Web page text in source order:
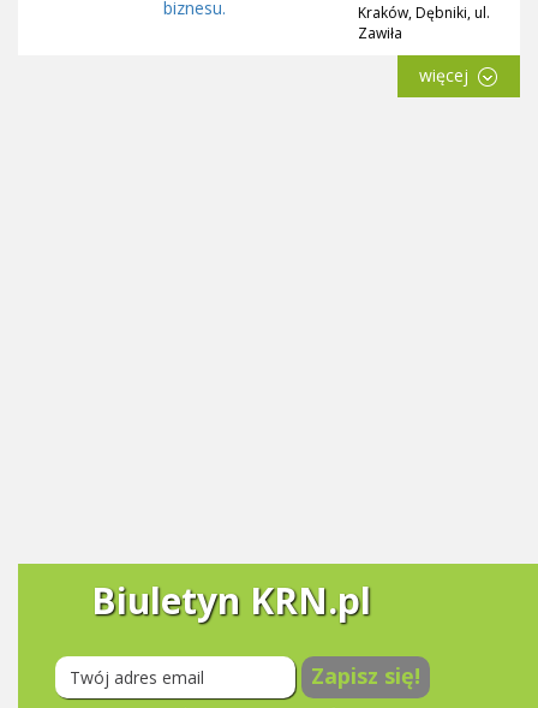
Kraków, Dębniki, ul.
Zawiła
więcej
Biuletyn KRN.pl
Zapisz się!